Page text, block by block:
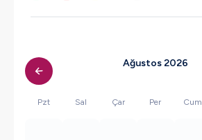
Ağustos 2026
Pzt Sal Çar Per Cum